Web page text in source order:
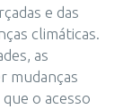
e das
climáticas.
as
mudanças
o acesso